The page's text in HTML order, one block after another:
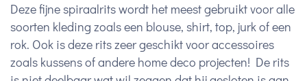
Deze fijne spiraalrits wordt het meest gebruikt voor alle
soorten kleding zoals een blouse, shirt, top, jurk of een
rok. Ook is deze rits zeer geschikt voor accessoires
zoals kussens of andere home deco projecten! De rits